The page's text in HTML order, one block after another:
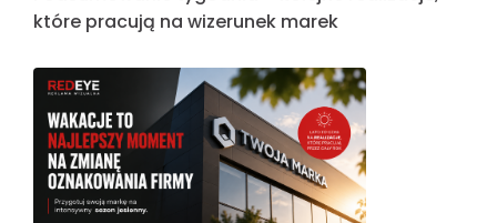
które pracują na wizerunek marek